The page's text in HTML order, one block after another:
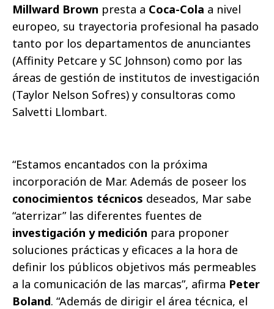
Millward Brown presta a Coca-Cola a nivel
europeo, su trayectoria profesional ha pasado
tanto por los departamentos de anunciantes
(Affinity Petcare y SC Johnson) como por las
áreas de gestión de institutos de investigación
(Taylor Nelson Sofres) y consultoras como
Salvetti Llombart.
“Estamos encantados con la próxima
incorporación de Mar. Además de poseer los
conocimientos técnicos deseados, Mar sabe
“aterrizar” las diferentes fuentes de
investigación y medición para proponer
soluciones prácticas y eficaces a la hora de
definir los públicos objetivos más permeables
a la comunicación de las marcas”, afirma Peter
Boland. “Además de dirigir el área técnica, el